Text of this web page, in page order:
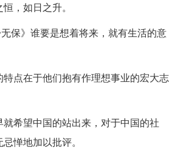
，如日之升。
保》谁要是想着将来，就有生活的意
点在于他们抱有作理想事业的宏大志
希望中国的站出来，对于中国的社
惮地加以批评。